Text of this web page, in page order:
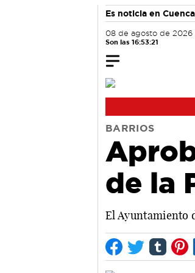
Es noticia en
08 de agosto de 2026
Son las 16:53:22
BARRIOS
de la
El Ayuntamiento